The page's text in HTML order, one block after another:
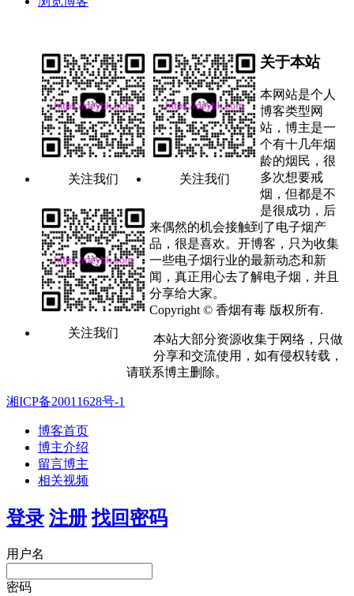
关注我们 关注我们
关注我们
关于本站
本网站是个人
博客类型网
站，博主是一
个有十几年烟
龄的烟民，很
多次想要戒
烟，但都是不
是很成功，后
来偶然的机会接触到了电子烟产
品，很是喜欢。开博客，只为收集
一些电子烟行业的最新动态和新
闻，真正用心去了解电子烟，并且
分享给大家。
Copyright © 香烟有毒 版权所有.
本站大部分资源收集于网络，只做
分享和交流使用，如有侵权转载，
请联系博主删除。
湘ICP备20011628号-1
博客首页
博主介绍
留言博主
相关视频
登录 注册 找回密码
用户名
密码